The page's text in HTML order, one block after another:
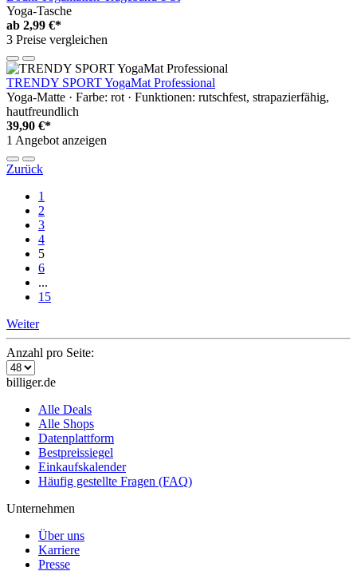
Yoga-Tasche
ab 2,99 €*
3 Preise vergleichen
TRENDY SPORT YogaMat Professional
Yoga-Matte · Farbe: rot · Funktionen: rutschfest, strapazierfähig,
hautfreundlich
39,90 €*
1 Angebot anzeigen
Zurück
1
2
3
4
5
6
...
15
Weiter
Anzahl pro Seite:
billiger.de
Alle Deals
Alle Shops
Datenplattform
Bestpreissiegel
Einkaufskalender
Häufig gestellte Fragen (FAQ)
Unternehmen
Über uns
Karriere
Presse